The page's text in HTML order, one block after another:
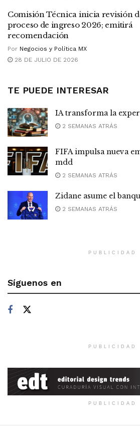
Comisión Técnica inicia revisión
proceso de ingreso 2026; emitirá
recomendación
Por Negocios y Política MX
28 DE JULIO DE 2026
TE PUEDE INTERESAR
IA transforma la
2 SEMANAS ATRÁS
FIFA impulsa nueva
mdd
2 SEMANAS ATRÁS
Zidane asume el
2 SEMANAS ATRÁS
PUBLICIDAD
Síguenos en
PUBLICIDAD
PUBLICIDAD